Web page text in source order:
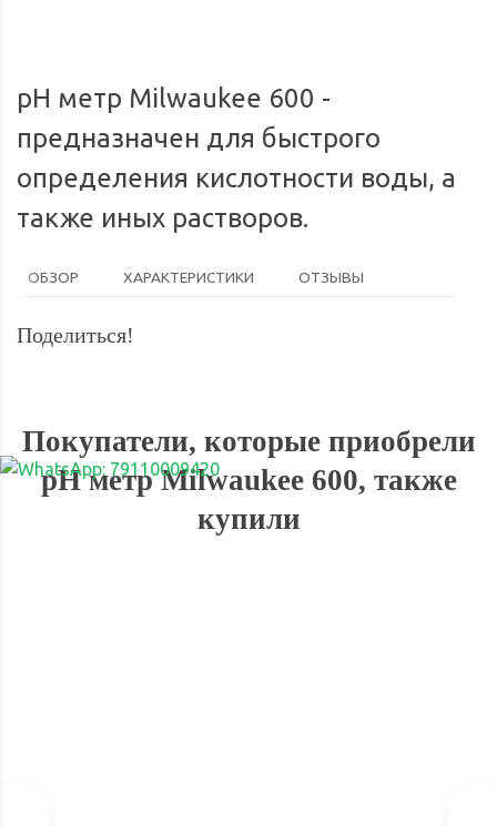
pH метр Milwaukee 600 -
предназначен для быстрого
определения кислотности воды, а
также иных растворов.
ОБЗОР ХАРАКТЕРИСТИКИ ОТЗЫВЫ
Поделиться!
Покупатели, которые приобрели
pH метр Milwaukee 600, также
купили